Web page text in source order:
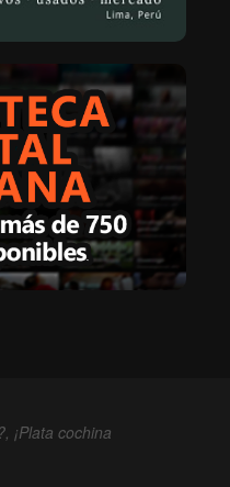
¡Plata cochina